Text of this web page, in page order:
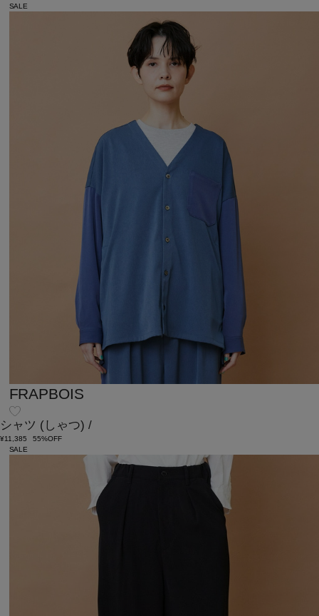
SALE
FRAPBOIS
シャツ (しゃつ) /
¥11,385
55%OFF
SALE